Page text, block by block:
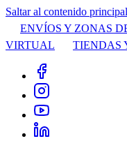
Saltar al contenido principal
ENVÍOS Y ZONAS
VIRTUAL
TIENDAS